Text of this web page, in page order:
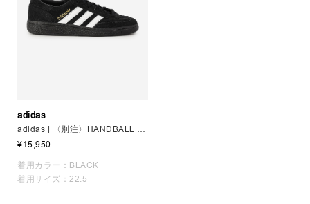
adidas
¥15,950
着用カラー：BLACK
着用サイズ：22.5